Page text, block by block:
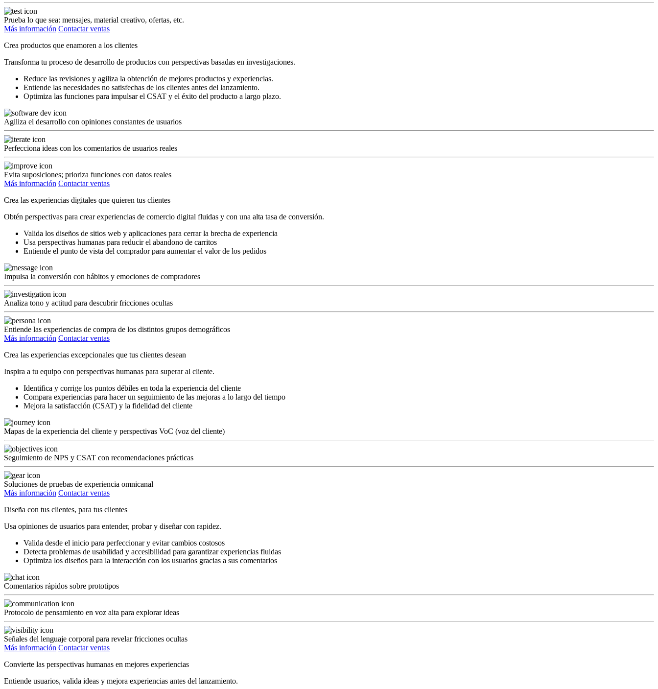
Prueba lo que sea: mensajes, material creativo, ofertas, etc.
Más información Contactar ventas
Crea productos que enamoren a los clientes
Transforma tu proceso de desarrollo de productos con perspectivas basadas en investigaciones.
Reduce las revisiones y agiliza la obtención de mejores productos y experiencias.
Entiende las necesidades no satisfechas de los clientes antes del lanzamiento.
Optimiza las funciones para impulsar el CSAT y el éxito del producto a largo plazo.
Agiliza el desarrollo con opiniones constantes de usuarios
Perfecciona ideas con los comentarios de usuarios reales
Evita suposiciones; prioriza funciones con datos reales
Más información Contactar ventas
Crea las experiencias digitales que quieren tus clientes
Obtén perspectivas para crear experiencias de comercio digital fluidas y con una alta tasa de conversión.
Valida los diseños de sitios web y aplicaciones para cerrar la brecha de experiencia
Usa perspectivas humanas para reducir el abandono de carritos
Entiende el punto de vista del comprador para aumentar el valor de los pedidos
Impulsa la conversión con hábitos y emociones de compradores
Analiza tono y actitud para descubrir fricciones ocultas
Entiende las experiencias de compra de los distintos grupos demográficos
Más información Contactar ventas
Crea las experiencias excepcionales que tus clientes desean
Inspira a tu equipo con perspectivas humanas para superar al cliente.
Identifica y corrige los puntos débiles en toda la experiencia del cliente
Compara experiencias para hacer un seguimiento de las mejoras a lo largo del tiempo
Mejora la satisfacción (CSAT) y la fidelidad del cliente
Mapas de la experiencia del cliente y perspectivas VoC (voz del cliente)
Seguimiento de NPS y CSAT con recomendaciones prácticas
Soluciones de pruebas de experiencia omnicanal
Más información Contactar ventas
Diseña con tus clientes, para tus clientes
Usa opiniones de usuarios para entender, probar y diseñar con rapidez.
Valida desde el inicio para perfeccionar y evitar cambios costosos
Detecta problemas de usabilidad y accesibilidad para garantizar experiencias fluidas
Optimiza los diseños para la interacción con los usuarios gracias a sus comentarios
Comentarios rápidos sobre prototipos
Protocolo de pensamiento en voz alta para explorar ideas
Señales del lenguaje corporal para revelar fricciones ocultas
Más información Contactar ventas
Convierte las perspectivas humanas en mejores experiencias
Entiende usuarios, valida ideas y mejora experiencias antes del lanzamiento.